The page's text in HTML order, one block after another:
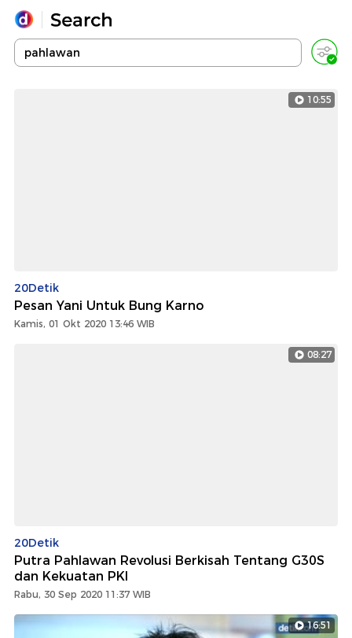
Yang sedang ramai dicari
10:55
20Detik
Pesan Yani Untuk Bung Karno
Kamis, 01 Okt 2020 13:46 WIB
08:27
20Detik
Putra Pahlawan Revolusi Berkisah Tentang G30S
dan Kekuatan PKI
Rabu, 30 Sep 2020 11:37 WIB
16:51